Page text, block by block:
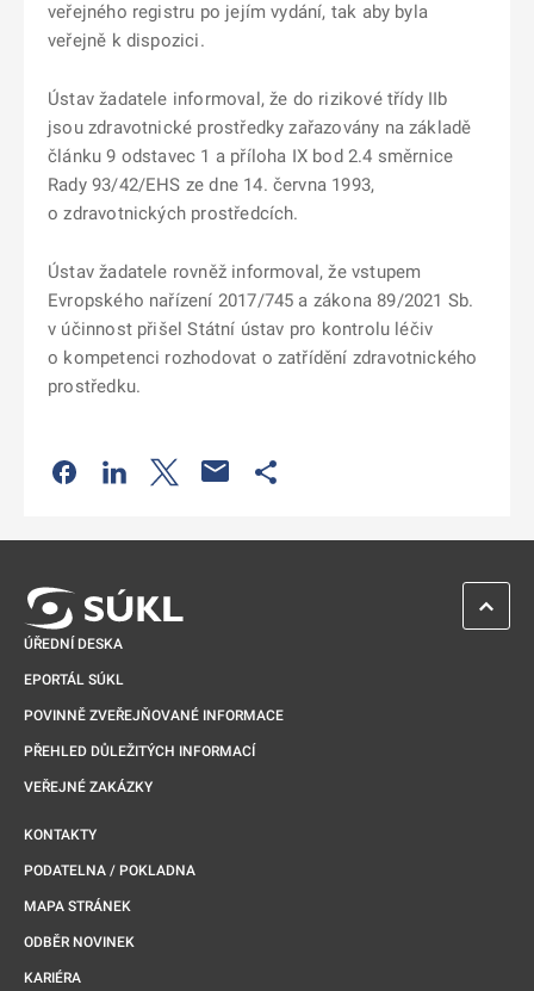
veřejného registru po jejím vydání, tak aby byla
veřejně k dispozici.
Ústav žadatele informoval, že do rizikové třídy IIb
jsou zdravotnické prostředky zařazovány na základě
článku 9 odstavec 1 a příloha IX bod 2.4 směrnice
Rady 93/42/EHS ze dne 14. června 1993,
o zdravotnických prostředcích.
Ústav žadatele rovněž informoval, že vstupem
Evropského nařízení 2017/745 a zákona 89/2021 Sb.
v účinnost přišel Státní ústav pro kontrolu léčiv
o kompetenci rozhodovat o zatřídění zdravotnického
prostředku.
Odkaz se otevře na nové kartě
Odkaz se otevře na nové kartě
Odkaz se otevře na nové kartě
ÚŘEDNÍ DESKA
EPORTÁL SÚKL
POVINNĚ ZVEŘEJŇOVANÉ INFORMACE
PŘEHLED DŮLEŽITÝCH INFORMACÍ
VEŘEJNÉ ZAKÁZKY
KONTAKTY
PODATELNA / POKLADNA
MAPA STRÁNEK
ODBĚR NOVINEK
KARIÉRA
ZPĚT